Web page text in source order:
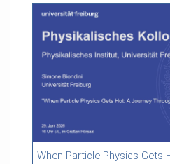
43:27 duration